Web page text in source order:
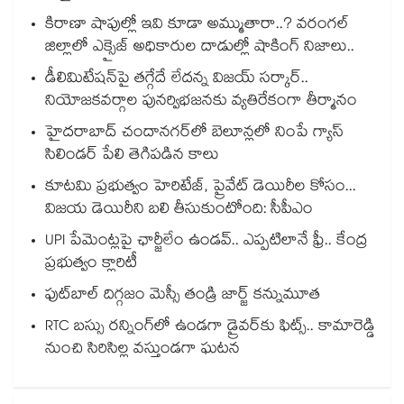
కిరాణా షాపుల్లో ఇవి కూడా అమ్ముతారా..? వరంగల్
జిల్లాలో ఎక్సైజ్ అధికారుల దాడుల్లో షాకింగ్ నిజాలు..
డీలిమిటేషన్‎పై తగ్గేదే లేదన్న విజయ్ సర్కార్..
నియోజకవర్గాల పునర్విభజనకు వ్యతిరేకంగా తీర్మానం
హైదరాబాద్⁪ చందానగర్⁫లో బెలూన్లలో నింపే గ్యాస్
సిలిండర్ పేలి తెగిపడిన కాలు
కూటమి ప్రభుత్వం హెరిటేజ్, ప్రైవేట్ డెయిరీల కోసం...
విజయ డెయిరీని బలి తీసుకుంటోంది: సీపీఎం
UPI పేమెంట్లపై ఛార్జీలేం ఉండవ్.. ఎప్పటిలానే ఫ్రీ.. కేంద్ర
ప్రభుత్వం క్లారిటీ
ఫుట్‎బాల్ దిగ్గజం మెస్సీ తండ్రి జార్జ్ కన్నుమూత
RTC బస్సు రన్నింగ్⁫లో ఉండగా డ్రైవర్‌కు ఫిట్స్.. కామారెడ్డి
నుంచి సిరిసిల్ల వస్తుండగా ఘటన